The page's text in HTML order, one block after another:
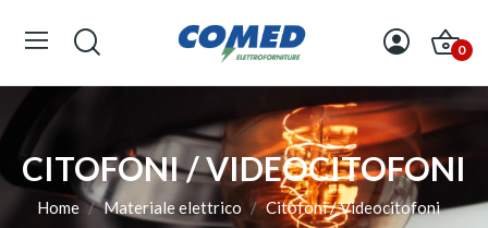
0
CITOFONI / VIDEOCITOFONI
Home Materiale elettrico Citofoni / Videocitofoni